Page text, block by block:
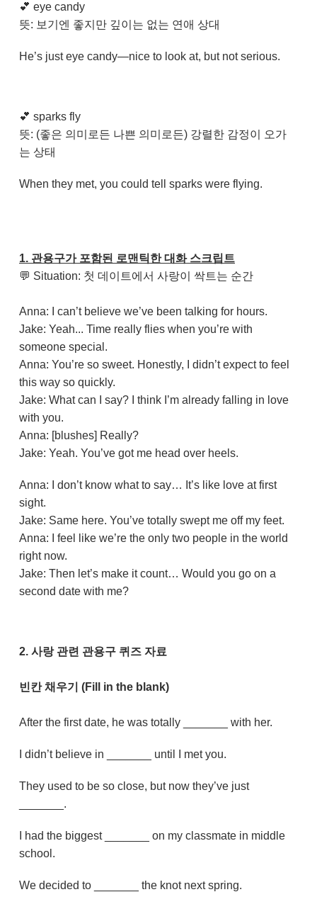
💕 eye candy
뜻: 보기엔 좋지만 깊이는 없는 연애 상대
He’s just eye candy—nice to look at, but not serious.
💕 sparks fly
뜻: (좋은 의미로든 나쁜 의미로든) 강렬한 감정이 오가
는 상태
When they met, you could tell sparks were flying.
1. 관용구가 포함된 로맨틱한 대화 스크립트
💬 Situation: 첫 데이트에서 사랑이 싹트는 순간
Anna: I can’t believe we’ve been talking for hours.
Jake: Yeah... Time really flies when you’re with
someone special.
Anna: You’re so sweet. Honestly, I didn’t expect to feel
this way so quickly.
Jake: What can I say? I think I’m already falling in love
with you.
Anna: [blushes] Really?
Jake: Yeah. You’ve got me head over heels.
Anna: I don’t know what to say… It’s like love at first
sight.
Jake: Same here. You’ve totally swept me off my feet.
Anna: I feel like we’re the only two people in the world
right now.
Jake: Then let’s make it count… Would you go on a
second date with me?
2.사랑 관련 관용구 퀴즈 자료
빈칸 채우기 (Fill in the blank)
After the first date, he was totally _______ with her.
I didn’t believe in _______ until I met you.
They used to be so close, but now they’ve just
_______.
I had the biggest _______ on my classmate in middle
school.
We decided to _______ the knot next spring.